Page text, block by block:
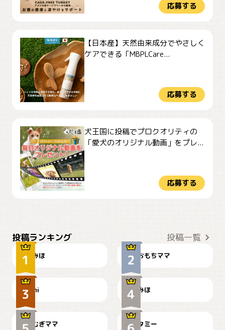
応募する
【日本産】天然由来成分でやさしく
ケアできる「MBPLCare...
応募する
犬王国に投稿でプロクオリティの
「愛犬のオリジナル動画」をプレ...
応募する
投稿ランキング 投稿一覧
みほ おもちママ
可愛い？
mi
見てるぞぉ
みほ
🌻とむぎ！
むぎママ
ドーベルマンのお友達邸に
て
タミー